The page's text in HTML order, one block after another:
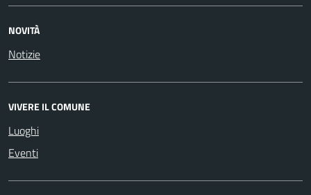
NOVITÀ
Notizie
VIVERE IL COMUNE
Luoghi
Eventi